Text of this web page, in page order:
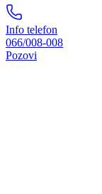
Info telefon
066/008-008
Pozovi